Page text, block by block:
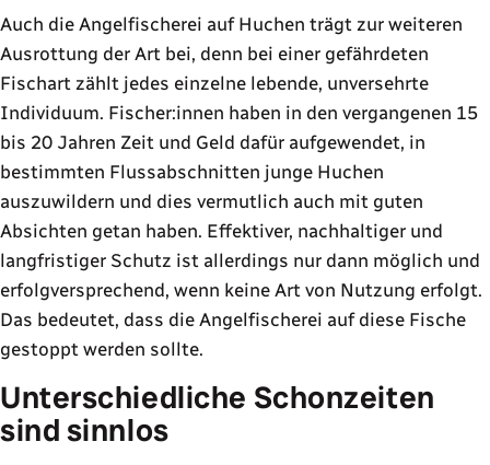
Auch die Angelfischerei auf Huchen trägt zur weiteren
Ausrottung der Art bei, denn bei einer gefährdeten
Fischart zählt jedes einzelne lebende, unversehrte
Individuum. Fischer:innen haben in den vergangenen 15
bis 20 Jahren Zeit und Geld dafür aufgewendet, in
bestimmten Flussabschnitten junge Huchen
auszuwildern und dies vermutlich auch mit guten
Absichten getan haben. Effektiver, nachhaltiger und
langfristiger Schutz ist allerdings nur dann möglich und
erfolgversprechend, wenn keine Art von Nutzung erfolgt.
Das bedeutet, dass die Angelfischerei auf diese Fische
gestoppt werden sollte.
Unterschiedliche Schonzeiten
sind sinnlos